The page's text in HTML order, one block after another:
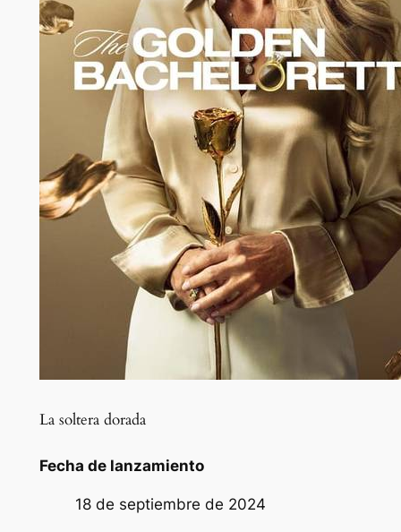
La soltera dorada
Fecha de lanzamiento
18 de septiembre de 2024